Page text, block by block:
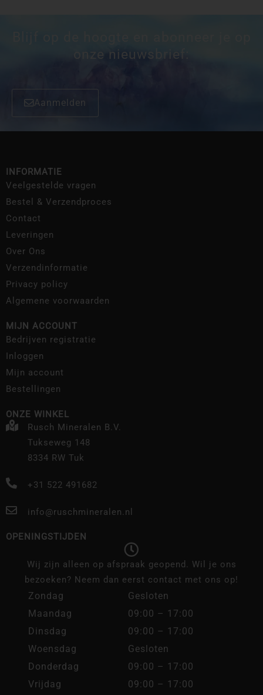
onze nieuwsbrief:
Aanmelden
INFORMATIE
Veelgestelde vragen
Bestel & Verzendproces
Contact
Leveringen
Over Ons
Verzendinformatie
Privacy policy
Algemene voorwaarden
MIJN ACCOUNT
Bedrijven registratie
Inloggen
Mijn account
Bestellingen
ONZE WINKEL
Rusch Mineralen B.V.
Tukseweg 148
8334 RW Tuk
+31 522 491682
info@ruschmineralen.nl
OPENINGSTIJDEN
Wij zijn alleen op afspraak geopend. Wil je ons
bezoeken? Neem dan eerst contact met ons op!
Zondag
Gesloten
Maandag
09:00 – 17:00
Dinsdag
09:00 – 17:00
Woensdag
Gesloten
Donderdag
09:00 – 17:00
Vrijdag
09:00 – 17:00